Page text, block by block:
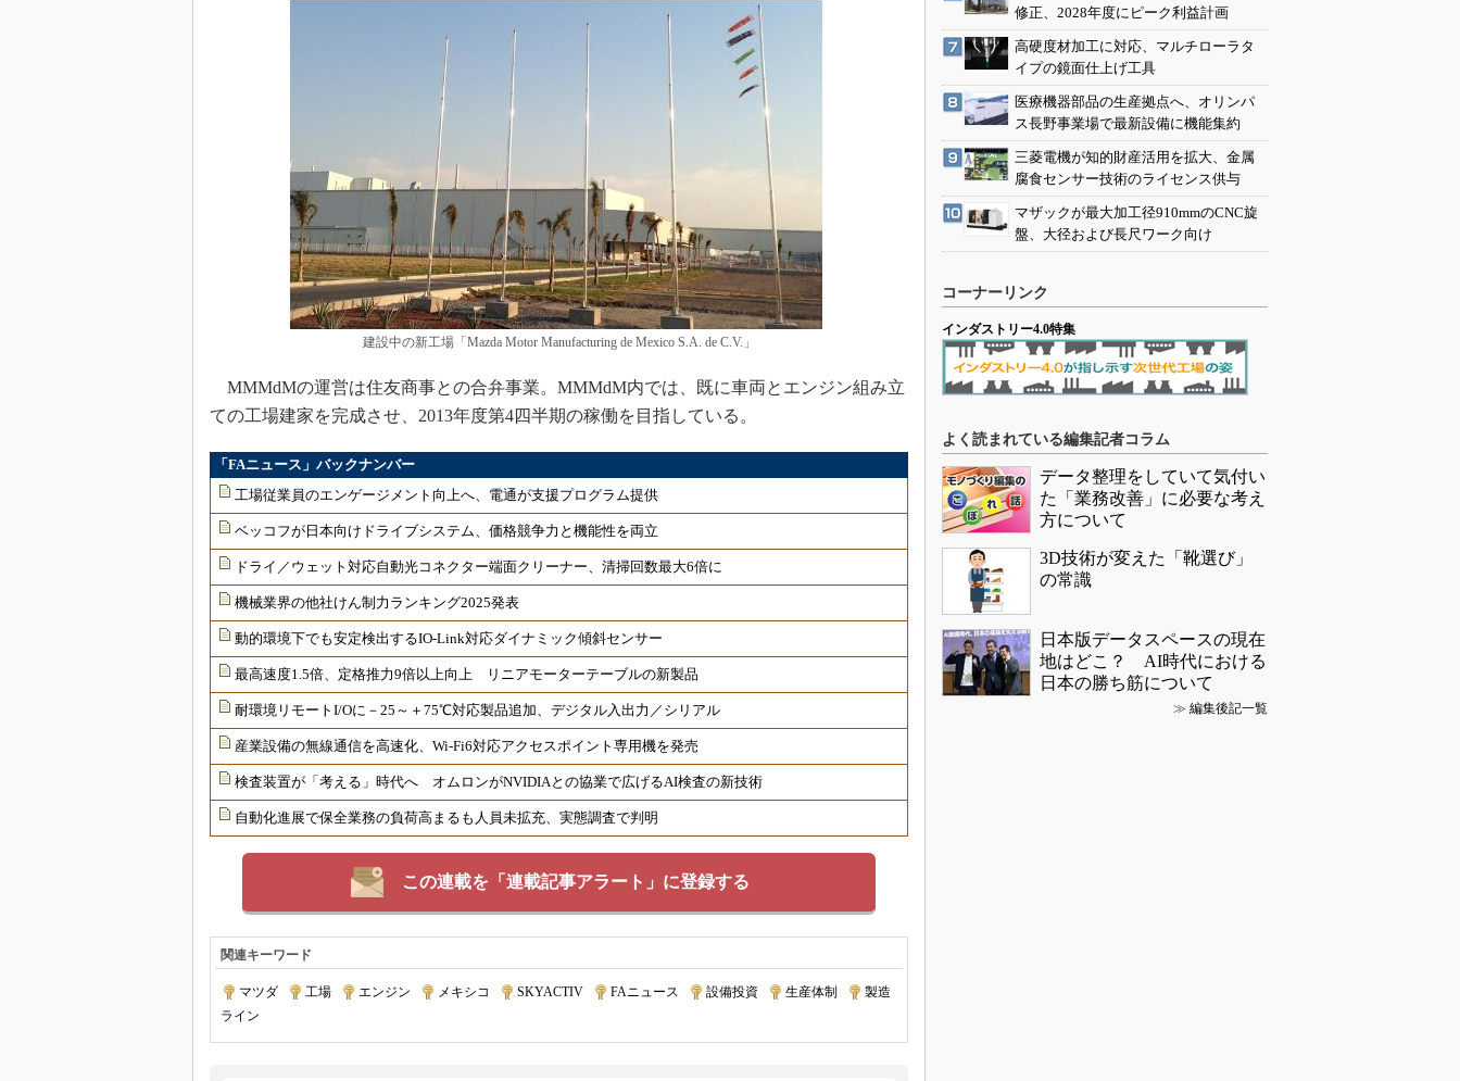
植物工場
知財マネジメント
海外生産
グローバル設計・開発
新型コロナへの対応
建設中の新工場「Mazda Motor Manufacturing de Mexico S.A. de C.V.」
MMMdMの運営は住友商事との合弁事業。MMMdM内では、既に車両とエンジン組み立
ての工場建家を完成させ、2013年度第4四半期の稼働を目指している。
「FAニュース」バックナンバー
工場従業員のエンゲージメント向上へ、電通が支援プログラム提供
ベッコフが日本向けドライブシステム、価格競争力と機能性を両立
ドライ／ウェット対応自動光コネクター端面クリーナー、清掃回数最大6倍に
機械業界の他社けん制力ランキング2025発表
動的環境下でも安定検出するIO-Link対応ダイナミック傾斜センサー
最高速度1.5倍、定格推力9倍以上向上 リニアモーターテーブルの新製品
耐環境リモートI/Oに－25～＋75℃対応製品追加、デジタル入出力／シリアル
産業設備の無線通信を高速化、Wi-Fi6対応アクセスポイント専用機を発売
検査装置が「考える」時代へ オムロンがNVIDIAとの協業で広げるAI検査の新技術
自動化進展で保全業務の負荷高まるも人員未拡充、実態調査で判明
この連載を「連載記事アラート」に登録する
関連キーワード
マツダ 工場 エンジン メキシコ SKYACTIV FAニュース 設備投資 生産体制
製造
ライン
修正、2028年度にピーク利益計画
高硬度材加工に対応、マルチローラタ
イプの鏡面仕上げ工具
医療機器部品の生産拠点へ、オリンパ
ス長野事業場で最新設備に機能集約
三菱電機が知的財産活用を拡大、金属
腐食センサー技術のライセンス供与
マザックが最大加工径910mmのCNC旋
盤、大径および長尺ワーク向け
コーナーリンク
インダストリー4.0特集
よく読まれている編集記者コラム
データ整理をしていて気付い
た「業務改善」に必要な考え
方について
3D技術が変えた「靴選び」
の常識
日本版データスペースの現在
地はどこ？ AI時代における
日本の勝ち筋について
≫ 編集後記一覧